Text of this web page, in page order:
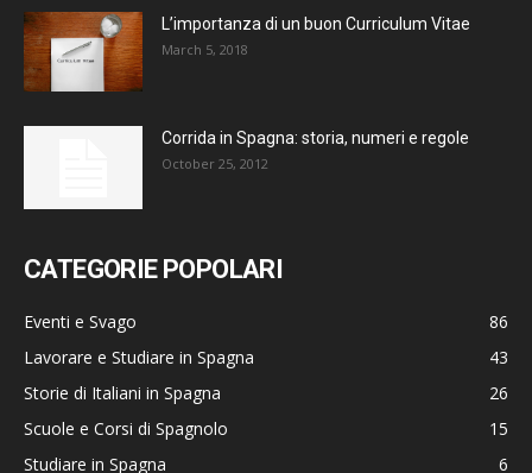
L’importanza di un buon Curriculum Vitae
March 5, 2018
Corrida in Spagna: storia, numeri e regole
October 25, 2012
CATEGORIE POPOLARI
Eventi e Svago
86
Lavorare e Studiare in Spagna
43
Storie di Italiani in Spagna
26
Scuole e Corsi di Spagnolo
15
Studiare in Spagna
6